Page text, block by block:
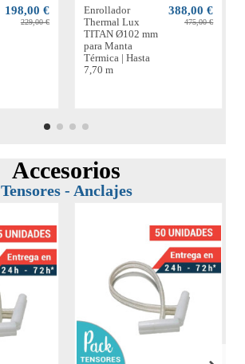
198,00 €
229,00 €
Enrollador
Thermal Lux
TITAN Ø102 mm
para Manta
Térmica | Hasta
7,70 m
388,00 €
475,00 €
Accesorios
Tensores - Anclajes